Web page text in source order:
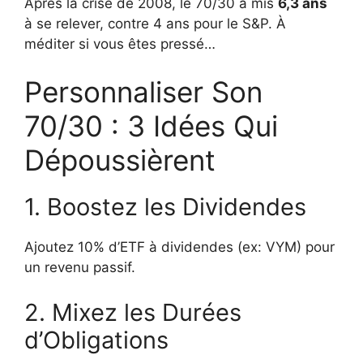
à se relever, contre 4 ans pour le S&P. À
méditer si vous êtes pressé…
Personnaliser Son
70/30 : 3 Idées Qui
Dépoussièrent
1. Boostez les Dividendes
Ajoutez 10% d’ETF à dividendes (ex: VYM) pour
un revenu passif.
2. Mixez les Durées
d’Obligations